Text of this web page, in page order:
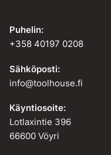
Puhelin:
+358 40197 0208
Sähköposti:
info@toolhouse.fi
Käyntiosoite:
Lotlaxintie 396
66600 Vöyri